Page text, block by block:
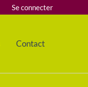
Se connecter
Contact